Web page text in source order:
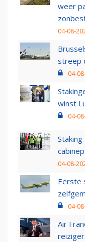
weer
04-08-
streep
04-
winst
04-
04-08-
Eerste
04-
Air